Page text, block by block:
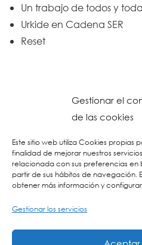
Gestionar el
de las cookies
Este sitio web utiliza Cookies
finalidad de mejorar nuestros
relacionada con sus preferencias
partir de sus hábitos de navegación.
obtener más información y
Gestionar los servicios
Un trabajo de todos y
Urkide en Cadena SER
Reset
Aviso